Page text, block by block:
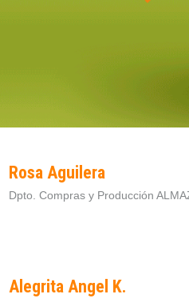
Rosa Aguilera
Dpto. Compras y Producción
Alegrita Angel K.